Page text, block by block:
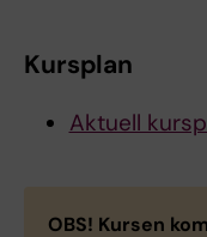
Kursplan
Aktuell
OBS! Kursen